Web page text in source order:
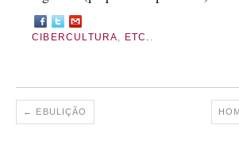
CIBERCULTURA, ETC. .
← EBULIÇÃO